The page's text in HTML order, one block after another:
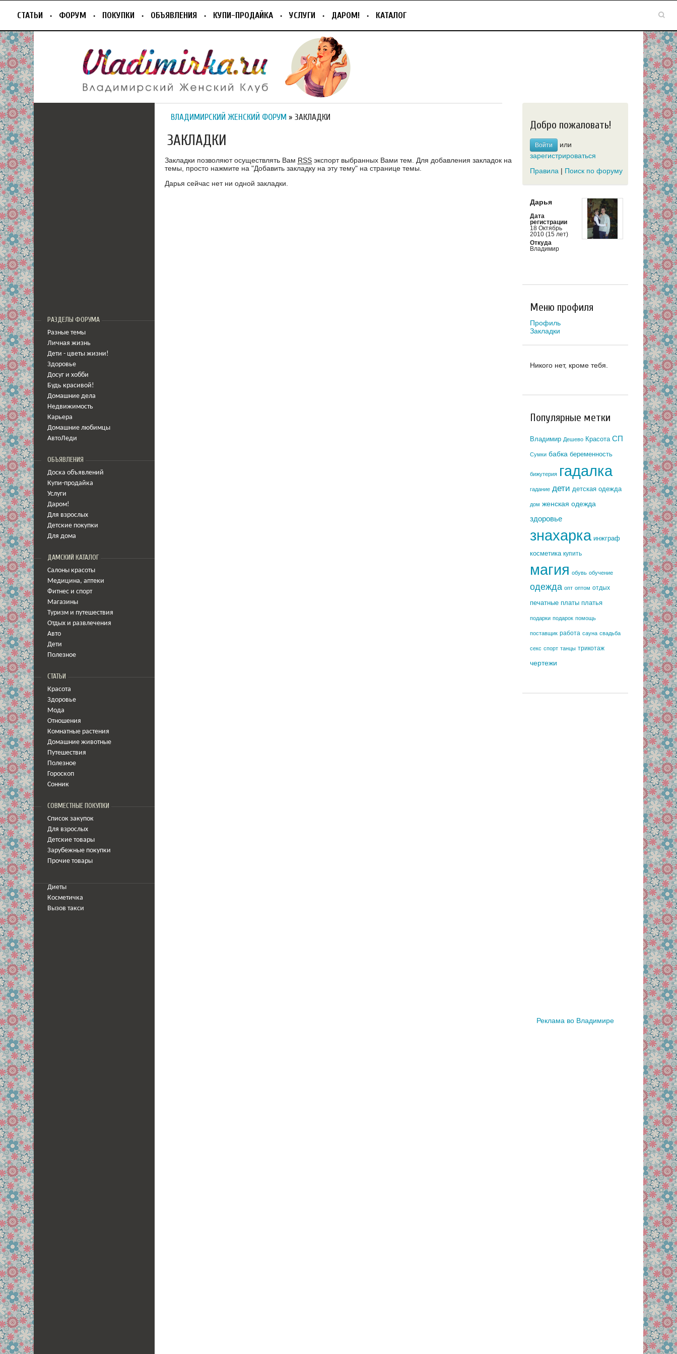
СТАТЬИ ФОРУМ ПОКУПКИ ОБЪЯВЛЕНИЯ КУПИ-ПРОДАЙКА УСЛУГИ ДАРОМ! КАТАЛОГ
РАЗДЕЛЫ ФОРУМА
Разные темы
Личная жизнь
Дети - цветы жизни!
Здоровье
Досуг и хобби
Будь красивой!
Домашние дела
Недвижимость
Карьера
Домашние любимцы
АвтоЛеди
ОБЪЯВЛЕНИЯ
Доска объявлений
Купи-продайка
Услуги
Даром!
Для взрослых
Детские покупки
Для дома
ДАМСКИЙ КАТАЛОГ
Салоны красоты
Медицина, аптеки
Фитнес и спорт
Магазины
Туризм и путешествия
Отдых и развлечения
Авто
Дети
Полезное
СТАТЬИ
Красота
Здоровье
Мода
Отношения
Комнатные растения
Домашние животные
Путешествия
Полезное
Гороскоп
Сонник
СОВМЕСТНЫЕ ПОКУПКИ
Список закупок
Для взрослых
Детские товары
Зарубежные покупки
Прочие товары
Диеты
Косметичка
Вызов такси
ВЛАДИМИРСКИЙ ЖЕНСКИЙ ФОРУМ » ЗАКЛАДКИ
ЗАКЛАДКИ
Закладки позволяют осуществлять Вам RSS экспорт выбранных Вами тем. Для добавления закладок на
темы, просто нажмите на "Добавить закладку на эту тему" на странице темы.
Дарья сейчас нет ни одной закладки.
Добро пожаловать!
Войти
или
зарегистрироваться
Правила | Поиск по форуму
Дарья
Дата
регистрации
18 Октябрь
2010 (15 лет)
Откуда
Владимир
Меню профиля
Профиль
Закладки
Никого нет, кроме тебя.
Популярные метки
Владимир Дешево Красота СП
Сумки бабка беременность
бижутерия гадалка
гадание дети детская одежда
дом женская одежда
здоровье
знахарка инжграф
косметика купить
магия обувь обучение
одежда опт оптом отдых
печатные платы платья
подарки подарок помощь
поставщик работа сауна свадьба
секс спорт танцы трикотаж
чертежи
Реклама во Владимире